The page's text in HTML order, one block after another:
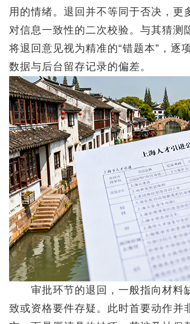
用的情绪。退回并不等同于否决，更
对信息一致性的二次校验。与其猜测
将退回意见视为精准的“错题本”，逐
数据与后台留存记录的偏差。
审批环节的退回，一般指向材料
致或资格要件存疑。此时首要动作并